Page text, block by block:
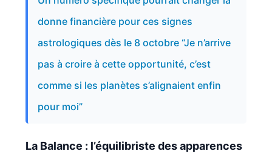
donne financière pour ces signes
astrologiques dès le 8 octobre “Je n’arrive
pas à croire à cette opportunité, c’est
comme si les planètes s’alignaient enfin
pour moi”
La Balance : l’équilibriste des apparences